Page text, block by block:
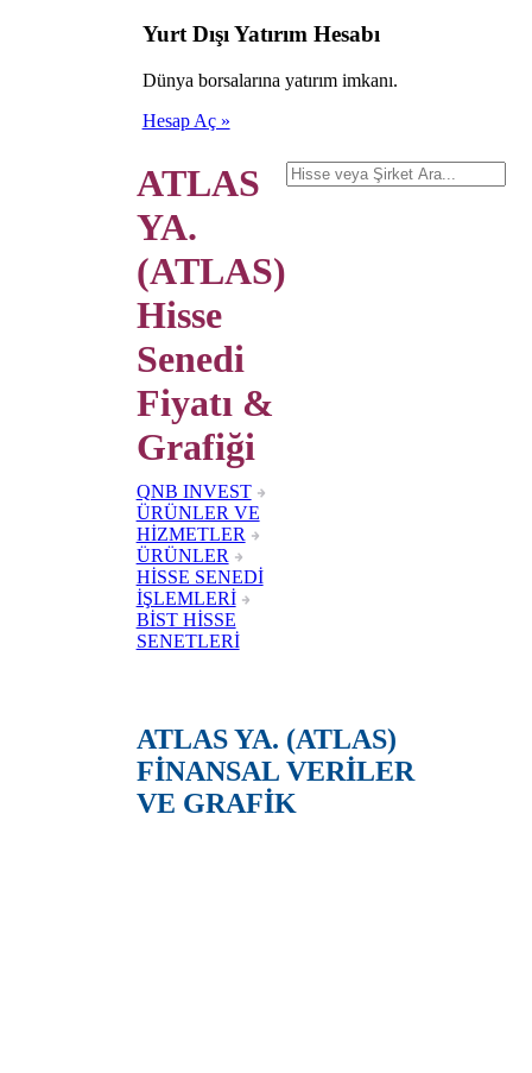
Yurt Dışı Yatırım Hesabı
Dünya borsalarına yatırım imkanı.
Hesap Aç »
ATLAS
YA.
(ATLAS)
Hisse
Senedi
Fiyatı &
Grafiği
QNB INVEST
ÜRÜNLER VE
HİZMETLER
ÜRÜNLER
HİSSE SENEDİ
İŞLEMLERİ
BİST HİSSE
SENETLERİ
ATLAS YA. (ATLAS)
FİNANSAL VERİLER
VE GRAFİK